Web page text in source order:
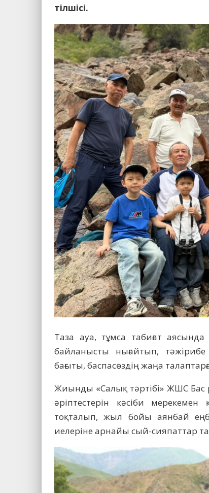
тілшісі.
Таза ауа, тұмса табиғат
байланысты нығайтып,
бағыты, баспасөздің жаңа
Жиынды «Салық тәртібі» ЖШС Бас
әріптестерін кәсіби
тоқталып, жыл бойы аянбай
иелеріне арнайы сый-сияпаттар